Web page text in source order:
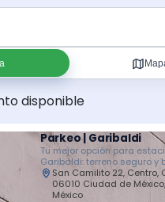
disponible
Parkeo | Garibaldi
Tu mejor opción para
Garibaldi: terreno seguro y
San Camilito 22, Centro,
06010 Ciudad de
México